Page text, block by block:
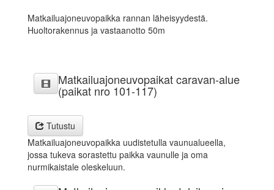
Matkailuajoneuvopaikka rannan läheisyydestä.
Huoltorakennus ja vastaanotto 50m
Matkailuajoneuvopaikat caravan-alue
(paikat nro 101-117)
Tutustu
Matkailuajoneuvopaikka uudistetulla vaunualueella,
jossa tukeva sorastettu paikka vaunulle ja oma
nurmikaistale oleskeluun.